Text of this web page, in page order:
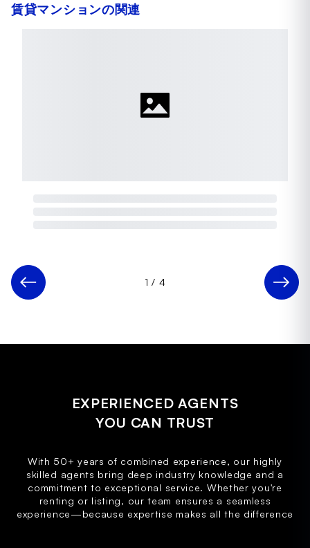
賃貸マンションの関連
1 / 4
EXPERIENCED AGENTS
YOU CAN TRUST
With 50+ years of combined experience, our highly
skilled agents bring deep industry knowledge and a
commitment to exceptional service. Whether you're
renting or listing, our team ensures a seamless
experience—because expertise makes all the difference